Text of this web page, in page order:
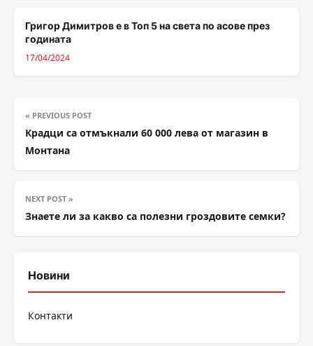
Григор Димитров е в Топ 5 на света по асове през
годината
17/04/2024
« PREVIOUS POST
Крадци са отмъкнали 60 000 лева от магазин в
Монтана
NEXT POST »
Знаете ли за какво са полезни гроздовите семки?
Новини
Контакти